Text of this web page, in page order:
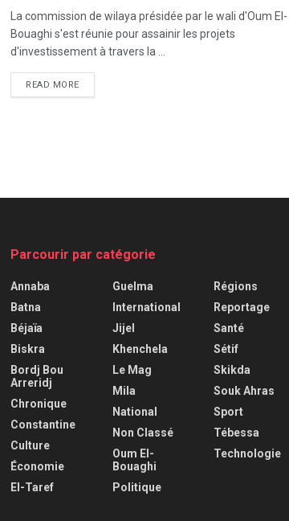
La commission de wilaya présidée par le wali d'Oum El-
Bouaghi s'est réunie pour assainir les projets
d'investissement à travers la ...
READ MORE
Parcourir par catégorie
Annaba
Batna
Béjaïa
Biskra
Bordj Bou
Arreridj
Chronique
Constantine
Culture
Économie
El-Taref
Guelma
International
Jijel
Khenchela
Le Mag
Mila
National
Non Classé
Oum El-
Bouaghi
Politique
Régions
Reportage
Santé
Sétif
Skikda
Souk Ahras
Sport
Tébessa
Technologie